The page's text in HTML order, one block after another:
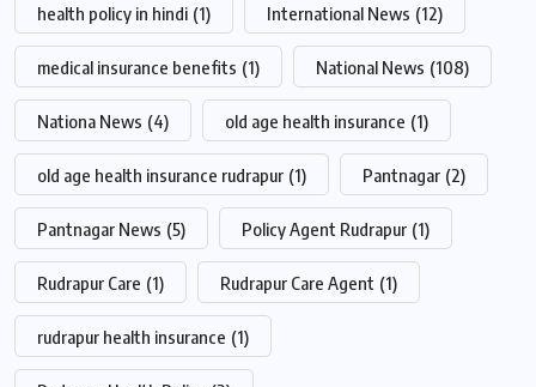
health policy in hindi (1) International News (12)
medical insurance benefits (1) National News (108)
Nationa News (4) old age health insurance (1)
old age health insurance rudrapur (1) Pantnagar (2)
Pantnagar News (5) Policy Agent Rudrapur (1)
Rudrapur Care (1) Rudrapur Care Agent (1)
rudrapur health insurance (1)